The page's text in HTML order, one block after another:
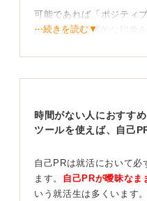
可能であれば「ポジティ
り前向きで主体的な印象
な思考によって困難な状
な良い影響を与え方」と
物事が好転した経験を語
が強みであることを証明
⋯続きを読む▼
時間がない人におすすめ
ツールを使えば、自己
自己PRは就活において必
ます。 自己PRが曖昧なま
いう就活生は多くいます。